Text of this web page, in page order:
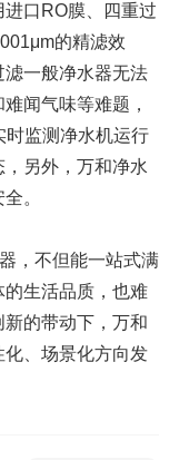
口RO膜、四重过
的精滤效
一般净水器无法
闻气味等难题，
时监测净水机运行
另外，万和净水
。
，不但能一站式满
的生活品质，也难
的带动下，万和
、场景化方向发